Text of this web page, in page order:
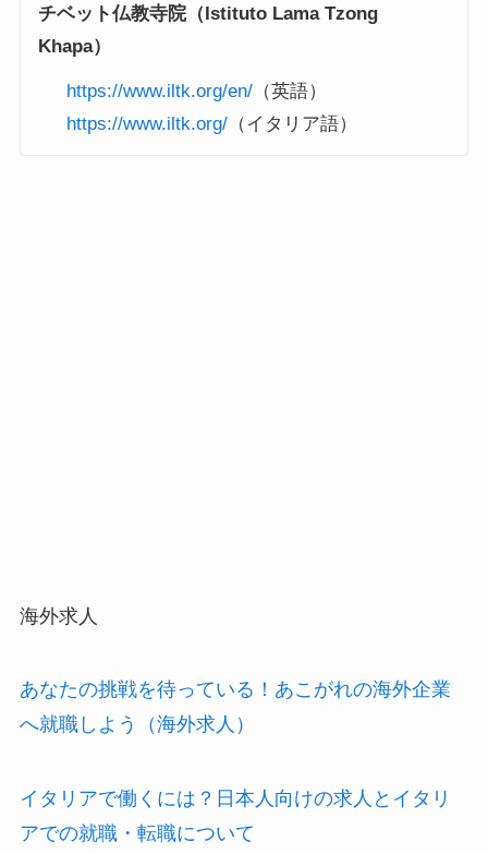
チベット仏教寺院（Istituto Lama Tzong
Khapa）
https://www.iltk.org/en/ （英語）
https://www.iltk.org/ （イタリア語）
海外求人
あなたの挑戦を待っている！あこがれの海外企業
へ就職しよう（海外求人）
イタリアで働くには？日本人向けの求人とイタリ
アでの就職・転職について